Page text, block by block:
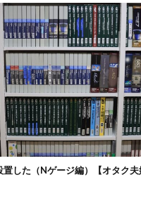
した（Nゲージ編）【オタク夫